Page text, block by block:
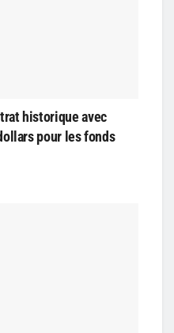
historique avec
pour les fonds